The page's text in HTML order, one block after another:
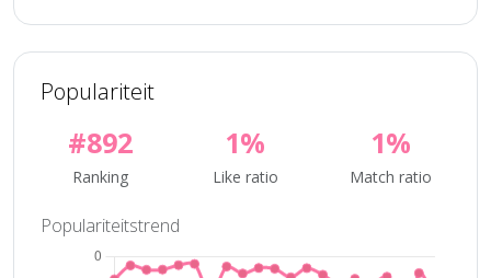
Populariteit
#892
Ranking
1%
Like ratio
1%
Match ratio
Populariteitstrend